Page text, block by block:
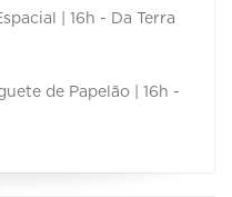
| 16h - Da Terra
de Papelão | 16h -